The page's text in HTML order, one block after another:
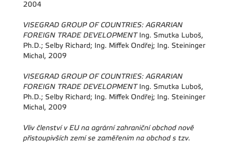
2004
VISEGRAD GROUP OF COUNTRIES: AGRARIAN
FOREIGN TRADE DEVELOPMENTIng. Smutka Luboš,
Ph.D.; Selby Richard; Ing. Miffek Ondřej; Ing. Steininger
Michal, 2009
VISEGRAD GROUP OF COUNTRIES: AGRARIAN
FOREIGN TRADE DEVELOPMENTIng. Smutka Luboš,
Ph.D.; Selby Richard; Ing. Miffek Ondřej; Ing. Steininger
Michal, 2009
Vliv členství v EU na agrární zahraniční obchod nově
přistoupivších zemí se zaměřením na obchod s tzv.